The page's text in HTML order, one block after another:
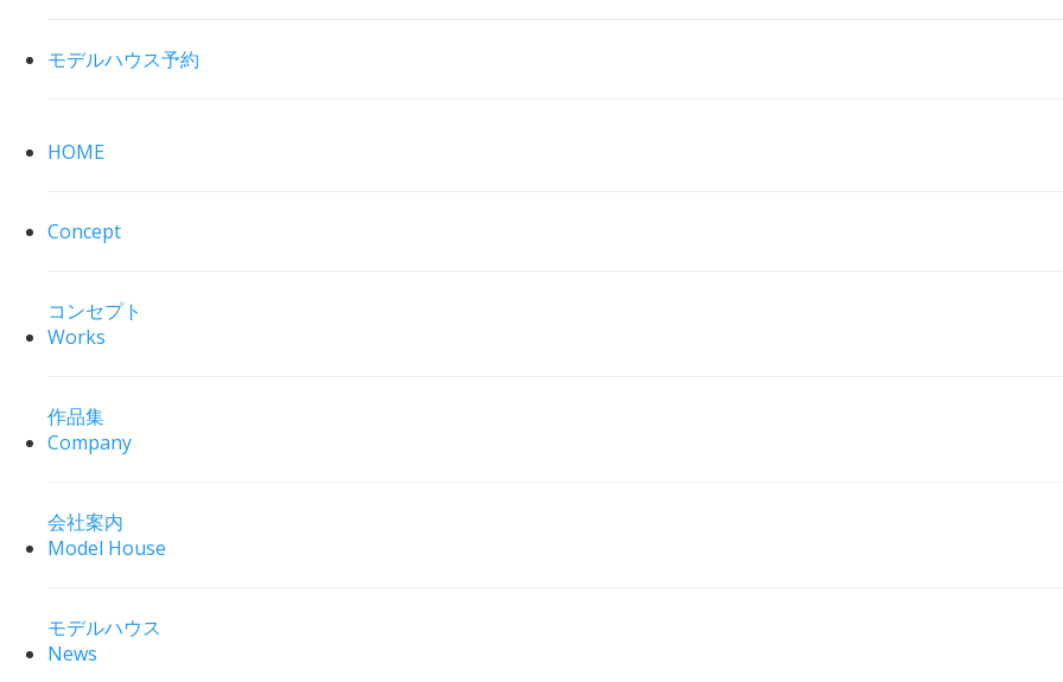
モデルハウス予約
HOME
Concept
コンセプト
Works
作品集
Company
会社案内
Model House
モデルハウス
News